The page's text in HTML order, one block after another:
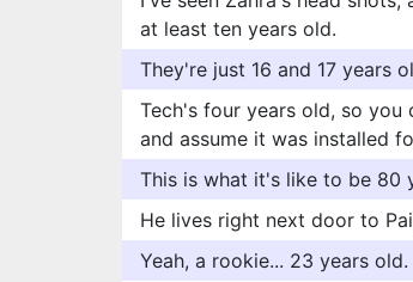
at least ten years old.
They're just 16 and 17 years
Tech's four years old, so
and assume it was installed
This is what it's like to be 80
He lives right next door to
Yeah, a rookie... 23 years old.